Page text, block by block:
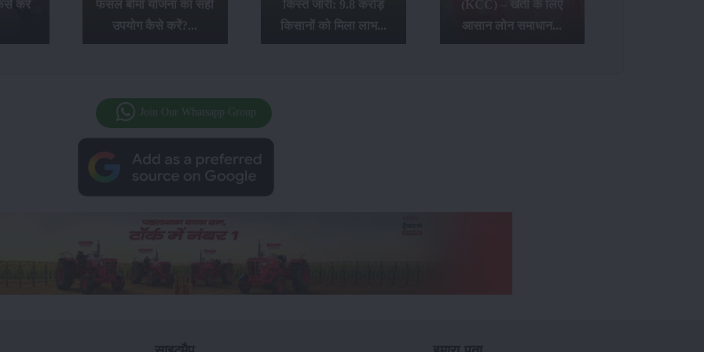
करें
फसल बीमा योजना का सही
उपयोग कैसे करें?...
किस्त जारी: 9.8 करोड़
किसानों को मिला लाभ...
(KCC) – खेती के लिए
आसान लोन समाधान...
Join Our Whatsapp Group